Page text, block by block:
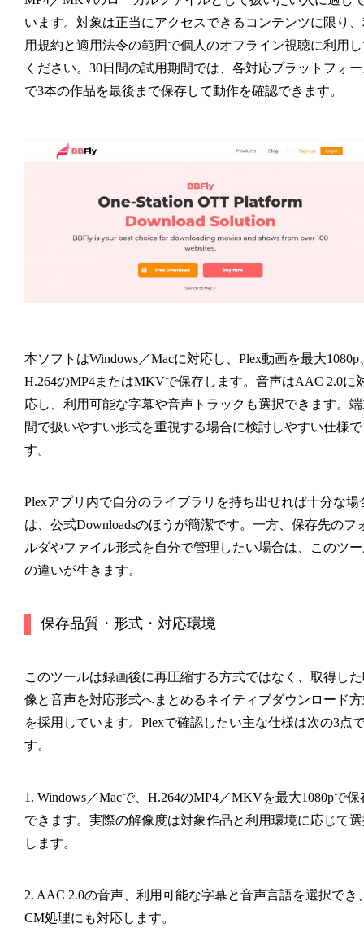
います。対象は正当にアクセスできるコンテンツに限り
用規約と適用法令の範囲で個人のオフライン視聴に利用
ください。30日間の試用期間では、各対応プラットフォ
で3本の作品を最後まで保存して動作を確認できます。
本ソフトはWindows／Macに対応し、Plex動画を最大1080p
H.264のMP4またはMKVで保存します。音声はAAC 2.0に
応し、利用可能な字幕や音声トラックも選択できます。
間で扱いやすい形式を重視する場合に検討しやすい仕様で
す。
Plexアプリ内で自分のライブラリを持ち出せれば十分な場
は、公式Downloadsのほうが簡潔です。一方、保存先のフ
ルダやファイル形式を自分で管理したい場合は、このツ
の違いが生きます。
保存品質・形式・対応環境
このツールは録画後に再圧縮する方式ではなく、取得し
像と音声を対応形式へまとめるネイティブダウンロード
を採用しています。Plexで確認したい主な仕様は次の3点
す。
1. Windows／Macで、H.264のMP4／MKVを最大1080pで保
できます。実際の解像度は対象作品と利用環境に応じて
します。
2. AAC 2.0の音声、利用可能な字幕と音声言語を選択でき
CM処理にも対応します。